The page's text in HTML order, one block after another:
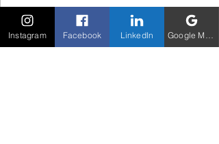
Instagram Facebook LinkedIn